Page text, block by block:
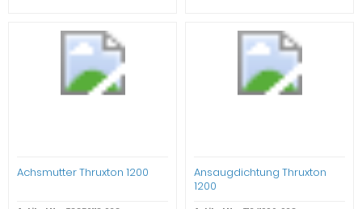
Achsmutter Thruxton 1200
Ansaugdichtung Thruxton
1200